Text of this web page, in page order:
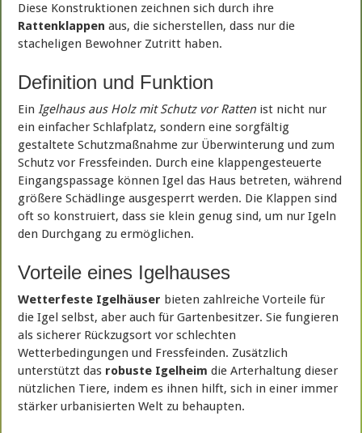
Diese Konstruktionen zeichnen sich durch ihre
Rattenklappen aus, die sicherstellen, dass nur die
stacheligen Bewohner Zutritt haben.
Definition und Funktion
EinIgelhaus aus Holz mit Schutz vor Ratten ist nicht nur
ein einfacher Schlafplatz, sondern eine sorgfältig
gestaltete Schutzmaßnahme zur Überwinterung und zum
Schutz vor Fressfeinden. Durch eine klappengesteuerte
Eingangspassage können Igel das Haus betreten, während
größere Schädlinge ausgesperrt werden. Die Klappen sind
oft so konstruiert, dass sie klein genug sind, um nur Igeln
den Durchgang zu ermöglichen.
Vorteile eines Igelhauses
Wetterfeste Igelhäuser bieten zahlreiche Vorteile für
die Igel selbst, aber auch für Gartenbesitzer. Sie fungieren
als sicherer Rückzugsort vor schlechten
Wetterbedingungen und Fressfeinden. Zusätzlich
unterstützt das robuste Igelheim die Arterhaltung dieser
nützlichen Tiere, indem es ihnen hilft, sich in einer immer
stärker urbanisierten Welt zu behaupten.